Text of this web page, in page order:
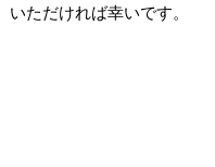
いただければ幸いです。